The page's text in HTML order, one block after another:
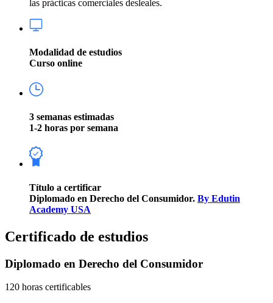
las prácticas comerciales desleales.
Modalidad de estudios
Curso online
3 semanas estimadas
1-2 horas por semana
Título a certificar
Diplomado en Derecho del Consumidor. By Edutin
Academy USA
Certificado de estudios
Diplomado en Derecho del Consumidor
120 horas certificables